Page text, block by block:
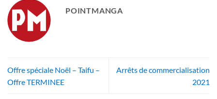
POINTMANGA
Offre spéciale Noël – Taifu –
Offre TERMINEE
Arrêts de commercialisation
2021